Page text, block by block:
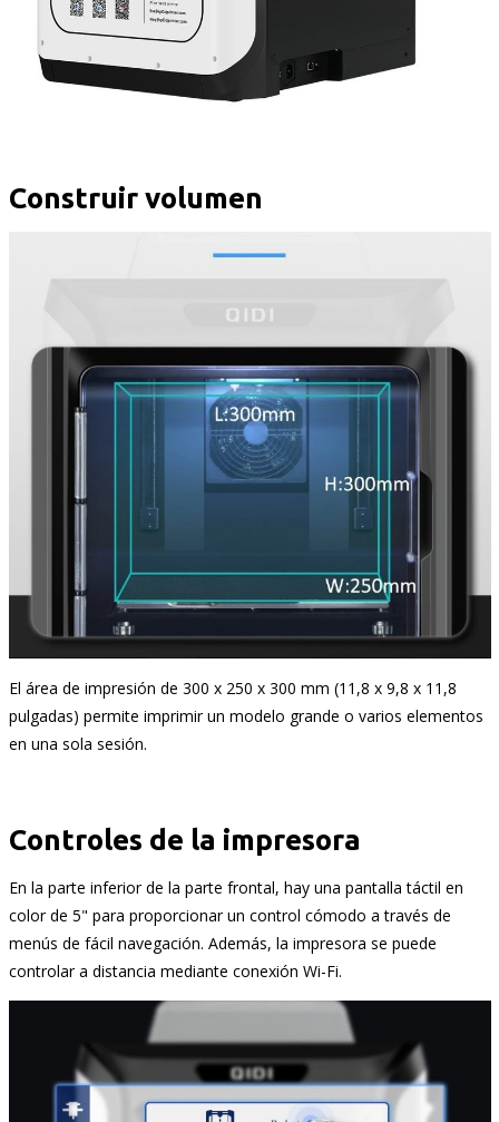
Construir volumen
El área de impresión de 300 x 250 x 300 mm (11,8 x 9,8 x 11,8
pulgadas) permite imprimir un modelo grande o varios elementos
en una sola sesión.
Controles de la impresora
En la parte inferior de la parte frontal, hay una pantalla táctil en
color de 5" para proporcionar un control cómodo a través de
menús de fácil navegación. Además, la impresora se puede
controlar a distancia mediante conexión Wi-Fi.